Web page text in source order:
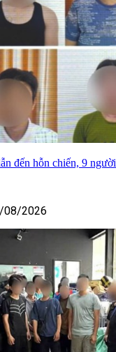
đến hỗn chiến, 9
08/2026